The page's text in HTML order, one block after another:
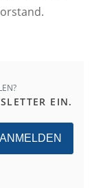
EIN.
ANMELDEN